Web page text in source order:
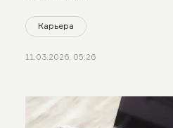
Карьера
11.03.2026, 05:26